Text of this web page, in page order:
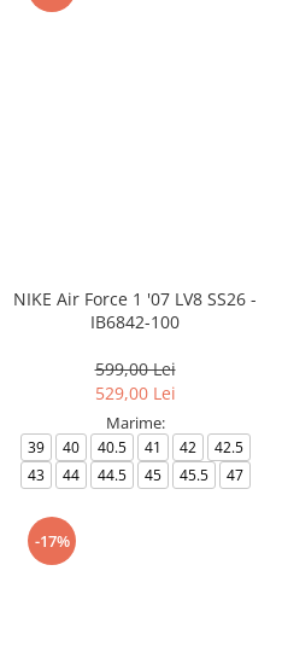
NIKE Air Force 1 '07 LV8 SS26 -
IB6842-100
599,00 Lei
529,00 Lei
Marime:
39 40 40.5 41 42
42.5
43
44 44.5 45 45.5 47
-17%